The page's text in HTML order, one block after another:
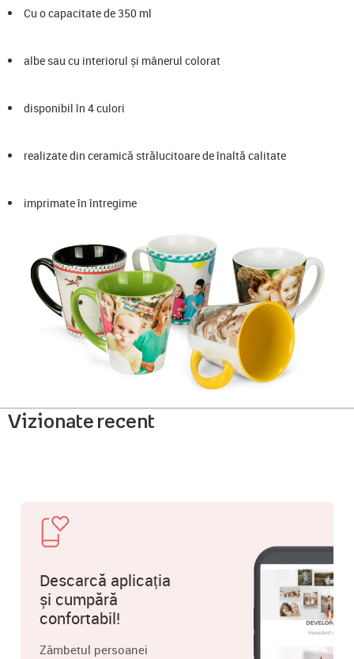
Cu o capacitate de 350 ml
albe sau cu interiorul și mânerul colorat
disponibil în 4 culori
realizate din ceramică strălucitoare de înaltă calitate
imprimate în întregime
Vizionate recent
Descarcă aplicația
și cumpără
confortabil!
Zâmbetul persoanei